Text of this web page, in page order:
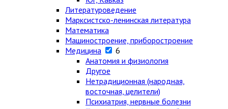
Литературоведение
Марксистско-ленинская литература
Математика
Машиностроение, приборостроение
Медицина
6
Анатомия и физиология
Другое
Нетрадиционная (народная,
восточная, целители)
Психиатрия, нервные болезни